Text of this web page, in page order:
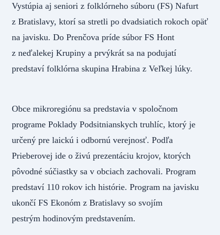
Vystúpia aj seniori z folklórneho súboru (FS) Nafurt
z Bratislavy, ktorí sa stretli po dvadsiatich rokoch opäť
na javisku. Do Prenčova príde súbor FS Hont
z neďalekej Krupiny a prvýkrát sa na podujatí
predstaví folklórna skupina Hrabina z Veľkej lúky.
Obce mikroregiónu sa predstavia v spoločnom
programe Poklady Podsitnianskych truhlíc, ktorý je
určený pre laickú i odbornú verejnosť. Podľa
Prieberovej ide o živú prezentáciu krojov, ktorých
pôvodné súčiastky sa v obciach zachovali. Program
predstaví 110 rokov ich histórie. Program na javisku
ukončí FS Ekonóm z Bratislavy so svojím
pestrým hodinovým predstavením.